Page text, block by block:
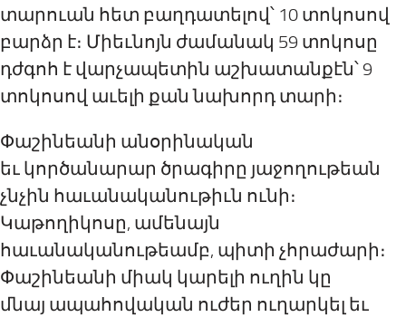
տարուան հետ բաղդատելով՝ 10 տոկոսով
բարձր է։ Միեւնոյն ժամանակ 59 տոկոսը
դժգոհ է վարչապետին աշխատանքէն՝ 9
տոկոսով աւելի քան նախորդ տարի։
Փաշինեանի անօրինական
եւ կործանարար ծրագիրը յաջողութեան
չնչին հաւանականութիւն ունի։
Կաթողիկոսը, ամենայն
հաւանականութեամբ, պիտի չհրաժարի։
Փաշինեանի միակ կարելի ուղին կը
մնայ ապահովական ուժեր ուղարկել եւ